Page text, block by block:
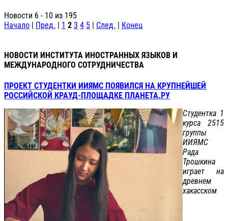
Новости 6 - 10 из 195
Начало | Пред. | 1 2 3 4 5 | След. | Конец
НОВОСТИ ИНСТИТУТА ИНОСТРАННЫХ ЯЗЫКОВ И
МЕЖДУНАРОДНОГО СОТРУДНИЧЕСТВА
ПРОЕКТ СТУДЕНТКИ ИИЯМС ПОЯВИЛСЯ НА КРУПНЕЙШЕЙ
РОССИЙСКОЙ КРАУД-ПЛОЩАДКЕ ПЛАНЕТА.РУ
Студентка 1
курса 2515
группы
ИИЯМС
Рада
Трошкина
играет на
древнем
хакасском